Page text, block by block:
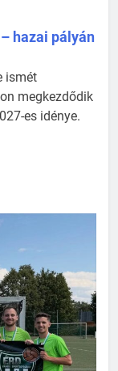
hazai pályán
ismét
megkezdődik
es idénye.